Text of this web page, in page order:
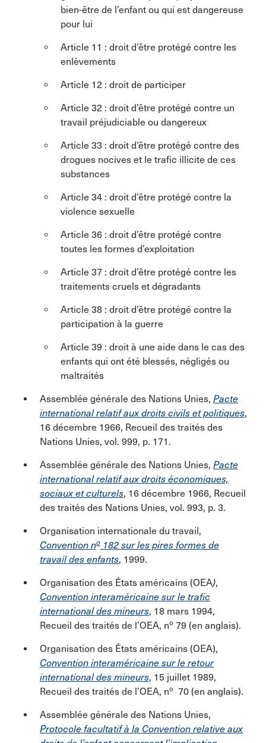
bien-être de l’enfant ou qui est dangereuse
pour lui
Article 11 : droit d’être protégé contre les
enlèvements
Article 12 : droit de participer
Article 32 : droit d’être protégé contre un
travail préjudiciable ou dangereux
Article 33 : droit d’être protégé contre des
drogues nocives et le trafic illicite de ces
substances
Article 34 : droit d’être protégé contre la
violence sexuelle
Article 36 : droit d’être protégé contre
toutes les formes d’exploitation
Article 37 : droit d’être protégé contre les
traitements cruels et dégradants
Article 38 : droit d’être protégé contre la
participation à la guerre
Article 39 : droit à une aide dans le cas des
enfants qui ont été blessés, négligés ou
maltraités
Assemblée générale des Nations Unies, Pacte
international relatif aux droits civils et politiques,
16 décembre 1966, Recueil des traités des
Nations Unies, vol. 999, p. 171.
Assemblée générale des Nations Unies, Pacte
international relatif aux droits économiques,
sociaux et culturels, 16 décembre 1966, Recueil
des traités des Nations Unies, vol. 993, p. 3.
Organisation internationale du travail,
Convention no 182 sur les pires formes de
travail des enfants, 1999.
Organisation des États américains (OEA),
Convention interaméricaine sur le trafic
international des mineurs, 18 mars 1994,
Recueil des traités de l’OEA, no 79 (en anglais).
Organisation des États américains (OEA),
Convention interaméricaine sur le retour
international des mineurs, 15 juillet 1989,
Recueil des traités de l’OEA, no 70 (en anglais).
Assemblée générale des Nations Unies,
Protocole facultatif à la Convention relative aux